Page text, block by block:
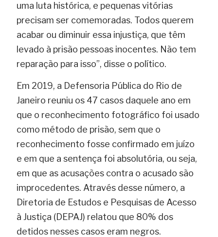
uma luta histórica, e pequenas vitórias
precisam ser comemoradas. Todos querem
acabar ou diminuir essa injustiça, que têm
levado à prisão pessoas inocentes. Não tem
reparação para isso”, disse o político.
Em 2019, a Defensoria Pública do Rio de
Janeiro reuniu os 47 casos daquele ano em
que o reconhecimento fotográfico foi usado
como método de prisão, sem que o
reconhecimento fosse confirmado em juízo
e em que a sentença foi absolutória, ou seja,
em que as acusações contra o acusado são
improcedentes. Através desse número, a
Diretoria de Estudos e Pesquisas de Acesso
à Justiça (DEPAJ) relatou que 80% dos
detidos nesses casos eram negros.